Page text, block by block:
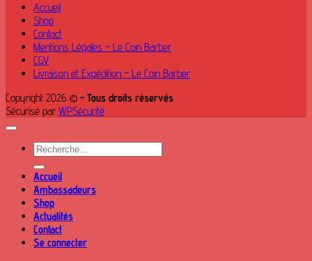
Accueil
Shop
Contact
Mentions Légales – Le Coin Barber
CGV
Livraison et Expédition – Le Coin Barber
Copyright 2026 © - Tous droits réservés
Sécurisé par WPSécurité
Recherche
pour :
Accueil
Ambassadeurs
Shop
Actualités
Contact
Se connecter